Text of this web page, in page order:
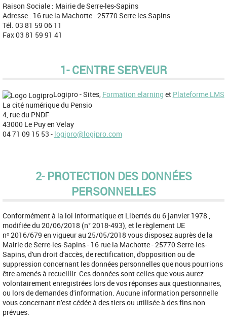
Raison Sociale : Mairie de Serre-les-Sapins
Adresse : 16 rue la Machotte - 25770 Serre les Sapins
Tél. 03 81 59 06 11
Fax 03 81 59 91 41
1- CENTRE SERVEUR
Logipro - Sites, Formation elarning et Plateforme LMS
La cité numérique du Pensio
4, rue du PNDF
43000 Le Puy en Velay
04 71 09 15 53 - logipro@logipro.com
2- PROTECTION DES DONNÉES
PERSONNELLES
Conformément à la loi Informatique et Libertés du 6 janvier 1978 ,
modifiée du 20/06/2018 (n° 2018-493), et le règlement UE
nᵒ 2016/679 en vigueur au 25/05/2018 vous disposez auprès de la
Mairie de Serre-les-Sapins - 16 rue la Machotte - 25770 Serre-les-
Sapins, d'un droit d'accès, de rectification, d'opposition ou de
suppression concernant les données personnelles que nous pourrions
être amenés à recueillir. Ces données sont celles que vous aurez
volontairement enregistrées lors de vos réponses aux questionnaires,
ou lors de demandes d'information. Aucune information personnelle
vous concernant n'est cédée à des tiers ou utilisée à des fins non
prévues.